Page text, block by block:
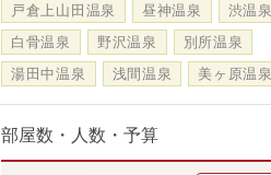
戸倉上山田温泉
昼神温泉
渋温泉
白骨温泉
野沢温泉
別所温泉
湯田中温泉
浅間温泉 美ヶ原温泉
部屋数・人数・予算